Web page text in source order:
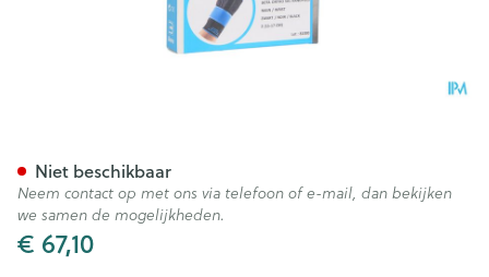
€ 67,10
Niet beschikbaar
Neem contact op met ons via telefoon of e-mail, dan bekijken
we samen de mogelijkheden.